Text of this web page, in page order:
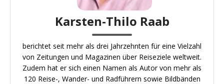
Karsten-Thilo Raab
berichtet seit mehr als drei Jahrzehnten für eine Vielzahl
von Zeitungen und Magazinen über Reiseziele weltweit.
Zudem hat er sich einen Namen als Autor von mehr als
120 Reise-, Wander- und Radführern sowie Bildbänden